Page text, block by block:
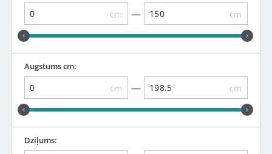
cm — cm
Augstums cm:
cm — cm
Dziļums: